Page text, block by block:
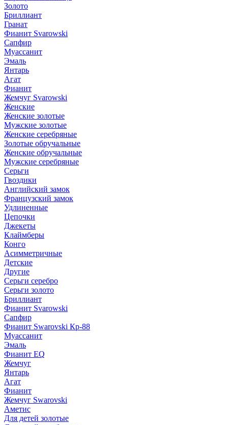
Золото
Бриллиант
Гранат
Фианит Svarowski
Сапфир
Муассанит
Эмаль
Янтарь
Агат
Фианит
Жемчуг Svarowski
Женские
Женские золотые
Мужские золотые
Женские серебряные
Золотые обручальные
Женские обручальные
Мужские серебряные
Серьги
Гвоздики
Английский замок
Французский замок
Удлиненные
Цепочки
Джекеты
Клаймберы
Конго
Асимметричные
Детские
Другие
Серьги серебро
Серьги золото
Бриллиант
Фианит Svarowski
Сапфир
Фианит Swarovski Кр-88
Муассанит
Эмаль
Фианит EQ
Жемчуг
Янтарь
Агат
Фианит
Жемчуг Swarovski
Аметис
Для детей золотые